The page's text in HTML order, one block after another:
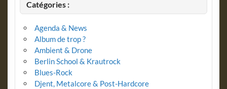
Catégories :
Agenda & News
Album de trop ?
Ambient & Drone
Berlin School & Krautrock
Blues-Rock
Djent, Metalcore & Post-Hardcore